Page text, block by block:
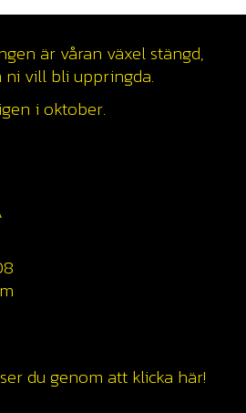
är våran växel stängd,
vill bli uppringda.
i oktober.
du genom att klicka här!